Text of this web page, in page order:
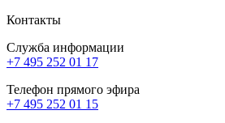
Контакты
Служба информации
+7 495 252 01 17
Телефон прямого эфира
+7 495 252 01 15